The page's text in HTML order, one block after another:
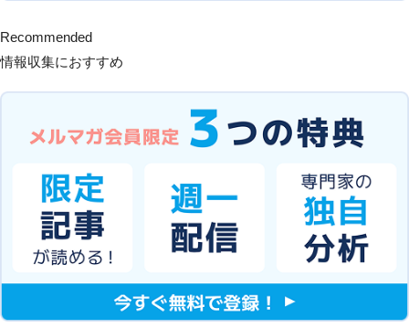
Recommended
情報収集におすすめ